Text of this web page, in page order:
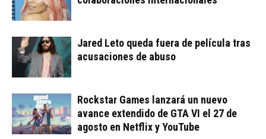
Jared Leto queda fuera de película tras
acusaciones de abuso
Rockstar Games lanzará un nuevo
avance extendido de GTA VI el 27 de
agosto en Netflix y YouTube